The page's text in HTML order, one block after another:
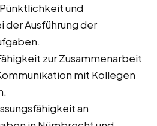
Pünktlichkeit und
der Ausführung der
zur Zusammenarbeit
mit Kollegen
an